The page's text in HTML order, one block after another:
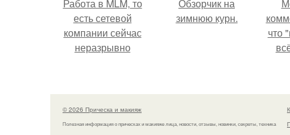
Работа в MLM, то
есть сетевой
компании сейчас
неразрывно
своей страницы в
соц сетях.
Обзорчик на
зимнюю курн.
что
© 2026 Прическа и макияж
Полезная информация о прическах и макияже лица, новости, отзывы, новинки, секреты, техника